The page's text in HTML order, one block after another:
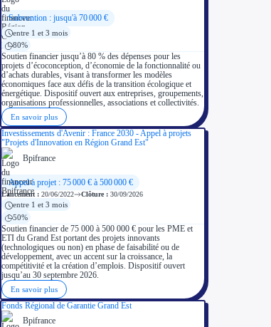
Aides Nationales
Aides Européennes
Nos tarifs
Recherche autonome
Accompagnement
Blog
Nos guides
Subvention : jusqu'à 70 000 €
entre 1 et 3 mois
80%
Soutien financier jusqu’à 80 % des dépenses pour les
projets d’écoconception, d’économie de la fonctionnalité ou
d’achats durables, visant à transformer les modèles
économiques face aux défis de la transition écologique et
énergétique. Dispositif ouvert aux entreprises, groupements,
organisations professionnelles, associations et collectivités.
En savoir plus
Investissements d'Avenir : France 2030 - Appel à projets
"Projets d'Innovation en Région Grand Est"
Bpifrance
Appel à projet : 75 000 € à 500 000 €
Lancement : 20/06/2022 Clôture : 30/09/2026
entre 1 et 3 mois
50%
Soutien financier de 75 000 à 500 000 € pour les PME et
ETI du Grand Est portant des projets innovants
(technologiques ou non) en phase de faisabilité ou de
développement, avec un accent sur la croissance, la
compétitivité et la création d’emplois. Dispositif ouvert
jusqu’au 30 septembre 2026.
En savoir plus
Fonds Régional de Garantie Grand Est
Bpifrance